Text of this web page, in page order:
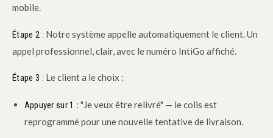
mobile.
Étape 2 : Notre système appelle automatiquement le client. Un
appel professionnel, clair, avec le numéro IntiGo affiché.
Étape 3 : Le client a le choix :
Appuyer sur 1 : "Je veux être relivré" — le colis est
reprogrammé pour une nouvelle tentative de livraison.